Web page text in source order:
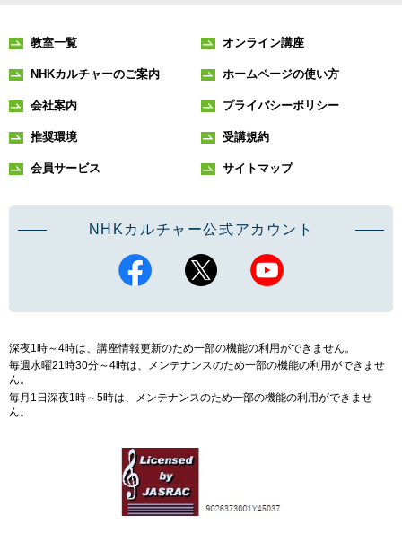
教室一覧 オンライン講座
NHKカルチャーのご案内 ホームページの使い方
会社案内 プライバシーポリシー
推奨環境 受講規約
会員サービス サイトマップ
NHKカルチャー公式アカウント
深夜1時～4時は、講座情報更新のため一部の機能の利用ができません。
毎週水曜21時30分～4時は、メンテナンスのため一部の機能の利用ができませ
ん。
毎月1日深夜1時～5時は、メンテナンスのため一部の機能の利用ができませ
ん。